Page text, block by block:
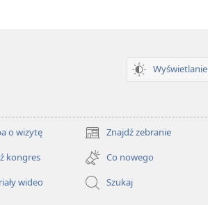
Wyświetlanie
o wizytę Znajdź zebranie
(opens
new
window)
kongres
Co nowego
wideo
Szukaj